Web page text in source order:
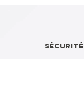
SÉCURITÉ